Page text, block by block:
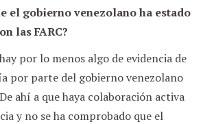
el gobierno venezolano ha estado
las FARC?
por lo menos algo de evidencia de
por parte del gobierno venezolano
ahí a que haya colaboración activa
y no se ha comprobado que el